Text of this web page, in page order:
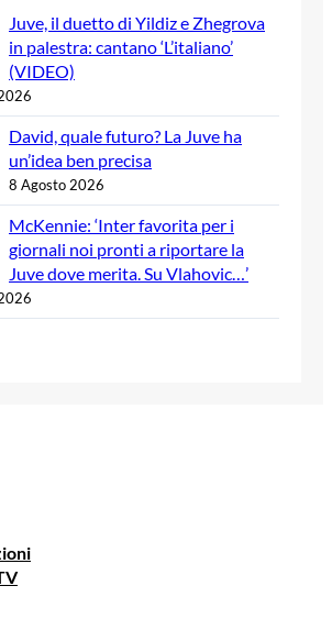
Juve, il duetto di Yildiz e Zhegrova
in palestra: cantano ‘L’italiano’
(VIDEO)
David, quale futuro? La Juve ha
un’idea ben precisa
8 Agosto 2026
McKennie: ‘Inter favorita per i
giornali noi pronti a riportare la
Juve dove merita. Su Vlahovic…’